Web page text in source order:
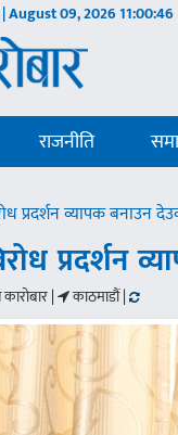
August 09, 202611:00:48
राजनीति
प्रदर्शन व्यापक बनाउन
प्रदर्शन
| काठमाडौं |